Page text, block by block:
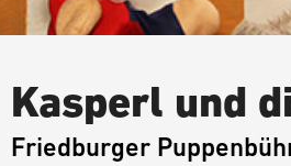
Kasperl und
Friedburger